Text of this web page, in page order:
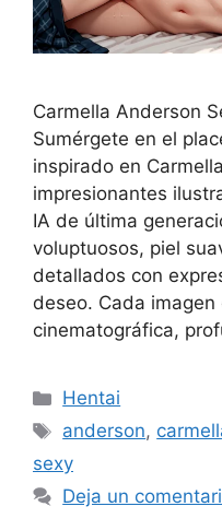
Carmella Anderson
Sumérgete en el
inspirado en
impresionantes
IA de última
voluptuosos, piel
detallados con
deseo. Cada
cinematográfica,
Categorías
Hentai
Etiquetas
anderson,
sexy
Deja un